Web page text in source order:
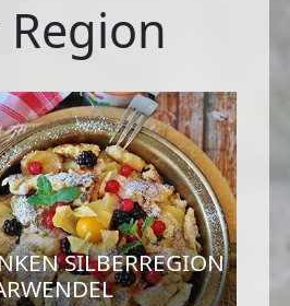
SILBERREGION